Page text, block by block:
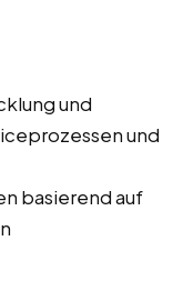
und
und
basierend auf